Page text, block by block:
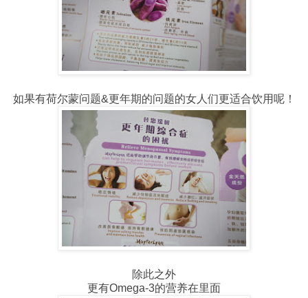
如果有荷尔蒙问题&更年期的问题的女人们更适合饮用呢！
除此之外
更有Omega-3的营养在里面